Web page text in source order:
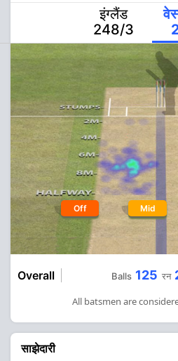
इंग्लैंड
248/3
Off Mid
Overall Balls 125 रन
All batsmen are
साझेदारी